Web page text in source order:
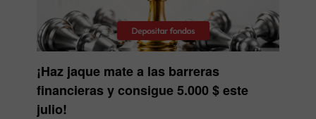
¡Haz jaque mate a las barreras
financieras y consigue 5.000 $ este
julio!